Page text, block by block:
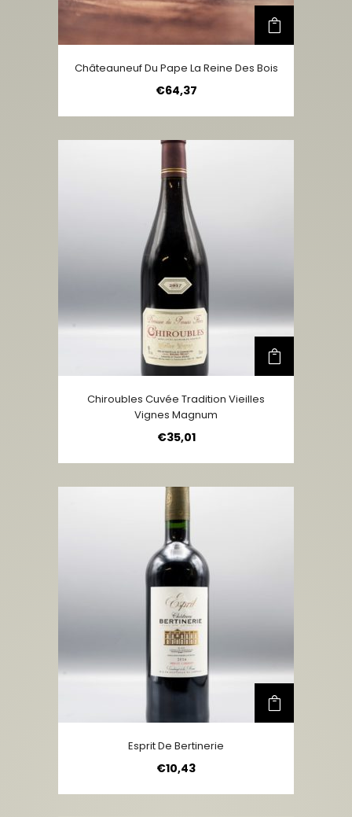
Châteauneuf Du Pape La Reine Des Bois
€64,37
Chiroubles Cuvée Tradition Vieilles
Vignes Magnum
€35,01
Esprit De Bertinerie
€10,43